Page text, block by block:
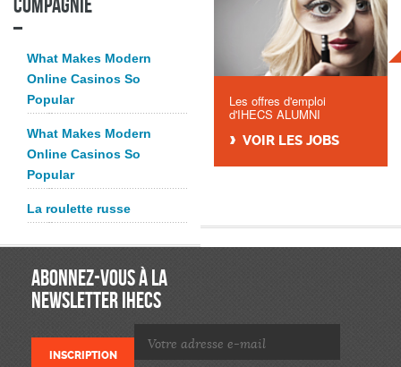
compagnie
What Makes Modern
Online Casinos So
Popular
What Makes Modern
Online Casinos So
Popular
La roulette russe
Les offres d'emploi
d'IHECS ALUMNI
VOIR LES JOBS
ABONNEZ-VOUS À LA
NEWSLETTER IHECS